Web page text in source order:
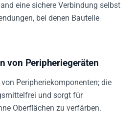
eine sichere Verbindung selbst
bei denen Bauteile
von Peripheriegeräten
Peripheriekomponenten; die
und sorgt für
Oberflächen zu verfärben.